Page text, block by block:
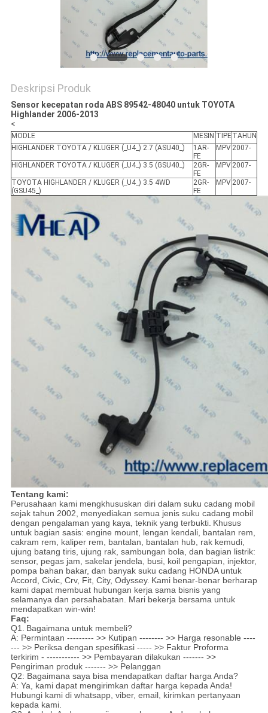
Deskripsi Produk
Sensor kecepatan roda ABS 89542-48040 untuk TOYOTA
Highlander 2006-2013
<
MODLE MESIN TIPETAHUN
HIGHLANDER TOYOTA / KLUGER (_U4_) 2.7 (ASU40_)
1AR-
FE
MPV 2007-
HIGHLANDER TOYOTA / KLUGER (_U4_) 3.5 (GSU40_)
2GR-
FE
MPV 2007-
TOYOTA HIGHLANDER / KLUGER (_U4_) 3.5 4WD
(GSU45_)
2GR-
FE
MPV 2007-
Tentang kami:
Perusahaan kami mengkhususkan diri dalam suku cadang mobil
sejak tahun 2002, menyediakan semua jenis suku cadang mobil
dengan pengalaman yang kaya, teknik yang terbukti. Khusus
untuk bagian sasis: engine mount, lengan kendali, bantalan rem,
cakram rem, kaliper rem, bantalan, bantalan hub, rak kemudi,
ujung batang tiris, ujung rak, sambungan bola, dan bagian listrik:
sensor, pegas jam, sakelar jendela, busi, koil pengapian, injektor,
pompa bahan bakar, dan banyak suku cadang HONDA untuk
Accord, Civic, Crv, Fit, City, Odyssey. Kami benar-benar berharap
kami dapat membuat hubungan kerja sama bisnis yang
selamanya dan persahabatan. Mari bekerja bersama untuk
mendapatkan win-win!
Faq:
Q1.
Bagaimana untuk membeli?
A: Permintaan --------- >> Kutipan -------- >> Harga resonable ----
--- >> Periksa dengan spesifikasi ----- >> Faktur Proforma
terkirim - ----------- >> Pembayaran dilakukan ------- >>
Pengiriman produk ------- >> Pelanggan
Q2: Bagaimana saya bisa mendapatkan daftar harga Anda?
A: Ya, kami dapat mengirimkan daftar harga kepada Anda!
Hubungi kami di whatsapp, viber, email, kirimkan pertanyaan
kepada kami.